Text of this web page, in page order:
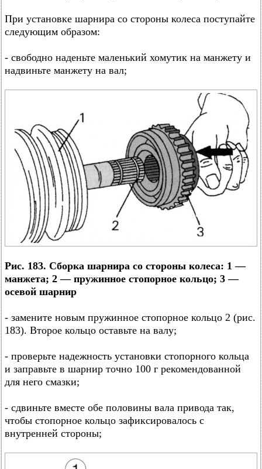
При установке шарнира со стороны колеса поступайте
следующим образом:
- свободно наденьте маленький хомутик на манжету и
надвиньте манжету на вал;
Рис. 183. Сборка шарнира со стороны колеса: 1 —
манжета; 2 — пружинное стопорное кольцо; 3 —
осевой шарнир
- замените новым пружинное стопорное кольцо 2 (рис.
183). Второе кольцо оставьте на валу;
- проверьте надежность установки стопорного кольца
и заправьте в шарнир точно 100 г рекомендованной
для него смазки;
- сдвиньте вместе обе половины вала привода так,
чтобы стопорное кольцо зафиксировалось с
внутренней стороны;